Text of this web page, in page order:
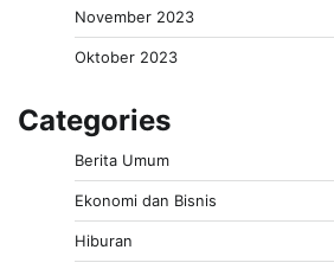
November 2023
Oktober 2023
Categories
Berita Umum
Ekonomi dan Bisnis
Hiburan